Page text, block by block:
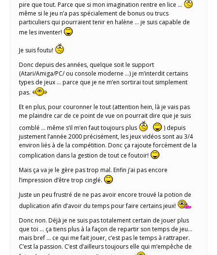
pire que tout. Parce que si mon imagination rentre en lice …
même si le jeu n’a pas spécialement de bonus ou trucs
particuliers qui pourraient tenir en halène … je suis capable de
me les inventer!
Je suis foutu!
Donc depuis des années, quelque soit le support
(Atari/Amiga/PC/ ou console moderne …) je m’interdit certains
types de jeux … parce que je ne m’en sortirai tout simplement
pas.
Et en plus, pour couronner le tout (attention hein, là je vais pas
me plaindre car de ce point de vue on pourrait dire que je suis
comblé … même s’il m’en faut toujours plus
) depuis
justement l’année 2000 précisément, les jeux vidéos sont au 3/4
environ liés à de la compétition. Donc ça rajoute forcément de la
complication dans la gestion de tout ce foutoir!
Mais ça va je le gère pas trop mal. Enfin j’ai pas encore
l’impression d’être trop cinglé.
Juste un peu frustré de ne pas avoir encore trouvé la potion de
duplication afin d’avoir du temps pour faire certains jeux!
Donc non. Déjà je ne suis pas totalement certain de jouer plus
que toi … ça tiens plus à la façon de repartir son temps de jeu…
mais bref … ce qui me fait jouer, c’est pas le temps à rattraper.
C’est la passion. C’est d’ailleurs toujours elle qui m’empêche de